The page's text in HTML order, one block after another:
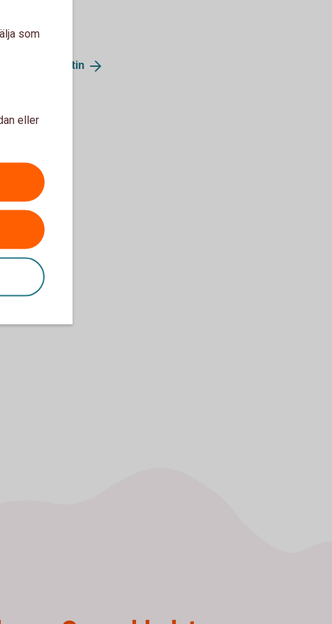
som
eller